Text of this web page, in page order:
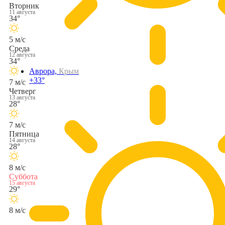
Аврора, Крым
+33°
Вторник
11 августа
34°
5 м/с
Среда
12 августа
34°
7 м/с
Четверг
13 августа
28°
7 м/с
Пятница
14 августа
28°
8 м/с
Суббота
15 августа
29°
8 м/с